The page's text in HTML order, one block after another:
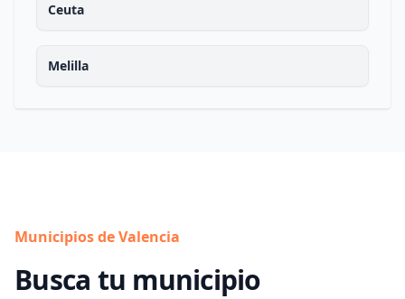
Ceuta
Melilla
Municipios de Valencia
Busca tu municipio